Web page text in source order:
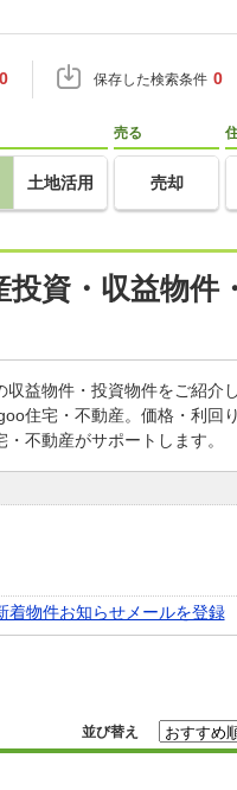
0 保存した検索条件 0
土地活用
売る
売却
資・収益物件
益物件・投資物件をご紹介
住宅・不動産。価格・利回
不動産がサポートします。
着物件お知らせメールを登録
並び替え